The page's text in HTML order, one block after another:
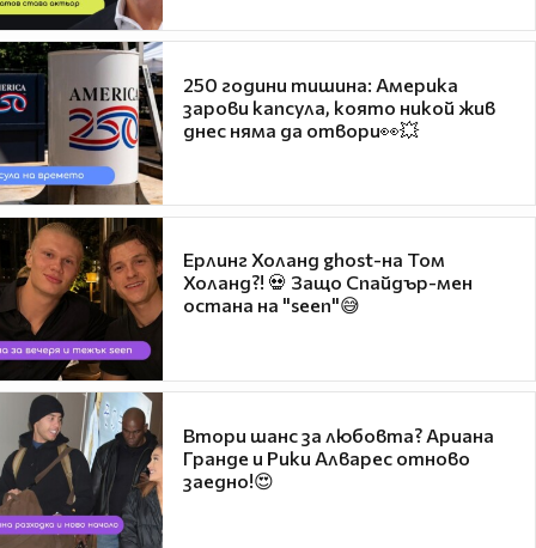
250 години тишина: Америка
зарови капсула, която никой жив
днес няма да отвори👀💥
Ерлинг Холанд ghost-на Том
Холанд?! 💀 Защо Спайдър-мен
остана на "seen"😅
Втори шанс за любовта? Ариана
Гранде и Рики Алварес отново
заедно!😍